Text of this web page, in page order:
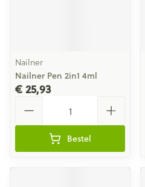
Nailner
Nailner Pen 2in1 4ml
€ 25,93
Bestel